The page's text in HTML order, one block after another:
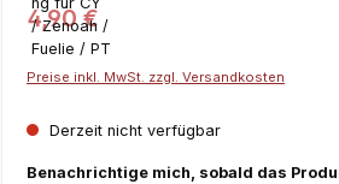
Regulärer Preis:
4,90 €
Preise inkl. MwSt. zzgl. Versandkosten
Derzeit nicht verfügbar
Benachrichtige mich, sobald das